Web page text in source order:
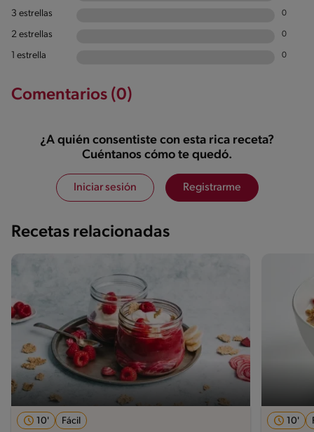
3 estrellas 0
2 estrellas 0
1 estrella 0
Comentarios (0)
¿A quién consentiste con esta rica receta?
Cuéntanos cómo te quedó.
Iniciar sesión Registrarme
Recetas relacionadas
10' Fácil 10'